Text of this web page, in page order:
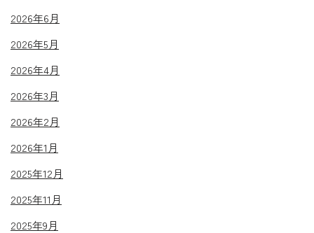
2026年6月
2026年5月
2026年4月
2026年3月
2026年2月
2026年1月
2025年12月
2025年11月
2025年9月